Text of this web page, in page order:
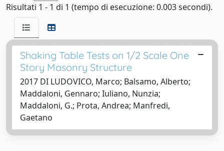
Risultati 1 - 1 di 1 (tempo di esecuzione: 0.003 secondi).
Shaking Table Tests on 1/2 Scale One
Story Masonry Structure
2017 DI LUDOVICO, Marco; Balsamo, Alberto;
Maddaloni, Gennaro; Iuliano, Nunzia;
Maddaloni, G.; Prota, Andrea; Manfredi,
Gaetano